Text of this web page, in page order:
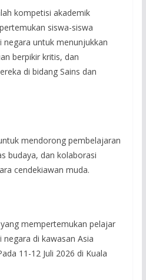
kompetisi akademik
siswa-siswa
negara untuk menunjukkan
berpikir kritis, dan
di bidang Sains dan
mendorong pembelajaran
budaya, dan kolaborasi
cendekiawan muda.
mempertemukan pelajar
di kawasan Asia
11-12 Juli 2026 di Kuala